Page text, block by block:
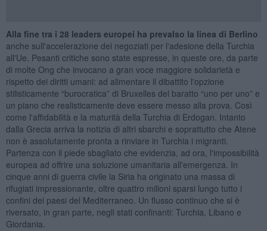
Alla fine tra i 28 leaders europei ha prevalso la linea di Berlino
anche sull'accelerazione dei negoziati per l'adesione della Turchia
all'Ue. Pesanti critiche sono state espresse, in queste ore, da parte
di molte Ong che invocano a gran voce maggiore solidarietà e
rispetto dei diritti umani: ad alimentare il dibattito l'opzione
stilisticamente “burocratica” di Bruxelles del baratto “uno per uno” e
un piano che realisticamente deve essere messo alla prova. Così
come l'affidabilità e la maturità della Turchia di Erdogan. Intanto
dalla Grecia arriva la notizia di altri sbarchi e soprattutto che Atene
non è assolutamente pronta a rinviare in Turchia i migranti.
Partenza con il piede sbagliato che evidenzia, ad ora, l'impossibilità
europea ad offrire una soluzione umanitaria all'emergenza. In
cinque anni di guerra civile la Siria ha originato una massa di
rifugiati impressionante, oltre quattro milioni sparsi lungo tutto i
confini dei paesi del Mediterraneo. Un flusso continuo che si è
riversato, in gran parte, negli stati confinanti: Turchia, Libano e
Giordania.